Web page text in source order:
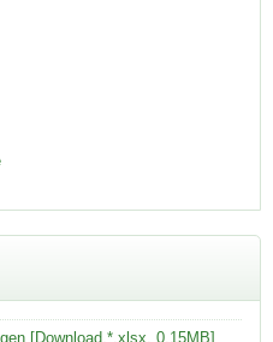
[Download,*.xlsx, 0,15MB]